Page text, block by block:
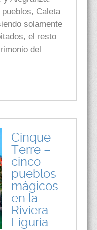
Caleta
solamente
el resto
del
Cinque
Terre –
cinco
pueblos
mágicos
en la
Riviera
Liguria